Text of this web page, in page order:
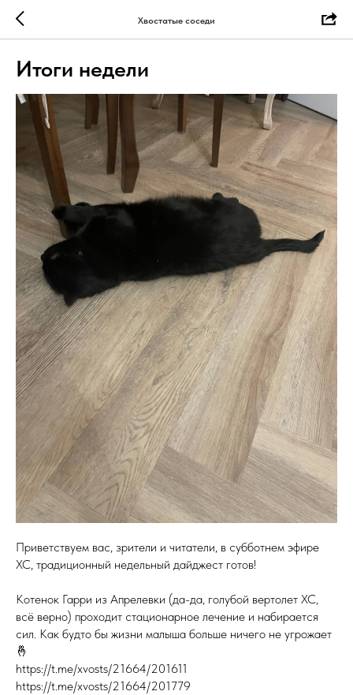
Хвостатые соседи
Итоги недели
Приветствуем вас, зрители и читатели, в субботнем эфире
ХС, традиционный недельный дайджест готов!
Котенок Гарри из Апрелевки (да-да, голубой вертолет ХС,
всё верно) проходит стационарное лечение и набирается
сил. Как будто бы жизни малыша больше ничего не угрожает
🤞
https://t.me/xvosts/21664/201611
https://t.me/xvosts/21664/201779